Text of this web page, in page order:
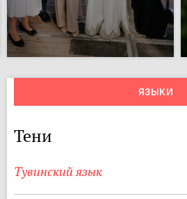
ЯЗЫКИ
Тени
Тувинский язык